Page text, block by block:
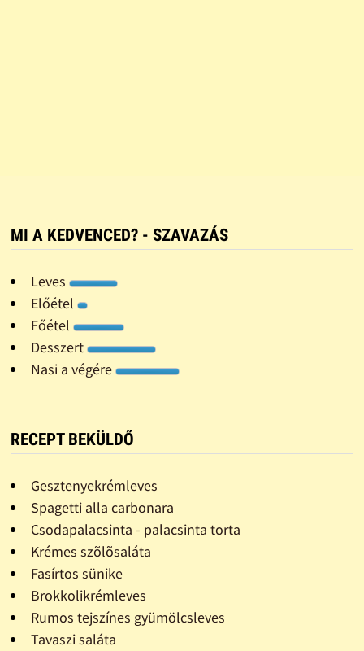
MI A KEDVENCED? - SZAVAZÁS
Leves
Előétel
Főétel
Desszert
Nasi a végére
RECEPT BEKÜLDŐ
Gesztenyekrémleves
Spagetti alla carbonara
Csodapalacsinta - palacsinta torta
Krémes szõlõsaláta
Fasírtos sünike
Brokkolikrémleves
Rumos tejszínes gyümölcsleves
Tavaszi saláta